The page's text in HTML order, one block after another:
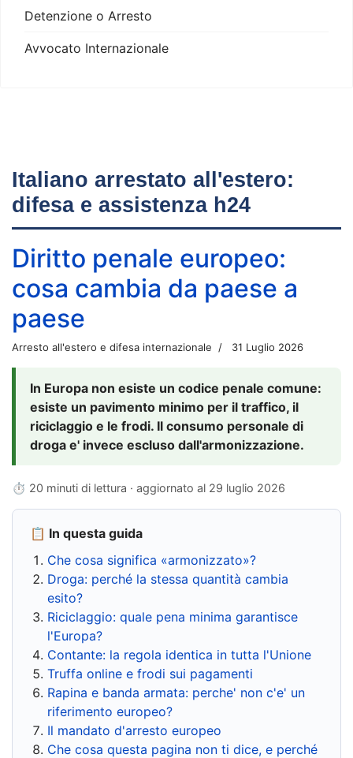
Detenzione o Arresto
Avvocato Internazionale
Italiano arrestato all'estero:
difesa e assistenza h24
Diritto penale europeo:
cosa cambia da paese a
paese
Arresto all'estero e difesa internazionale 31 Luglio 2026
In Europa non esiste un codice penale comune:
esiste un pavimento minimo per il traffico, il
riciclaggio e le frodi. Il consumo personale di
droga e' invece escluso dall'armonizzazione.
⏱ 20 minuti di lettura · aggiornato al 29 luglio 2026
📋 In questa guida
Che cosa significa «armonizzato»?
Droga: perché la stessa quantità cambia
esito?
Riciclaggio: quale pena minima garantisce
l'Europa?
Contante: la regola identica in tutta l'Unione
Truffa online e frodi sui pagamenti
Rapina e banda armata: perche' non c'e' un
riferimento europeo?
Il mandato d'arresto europeo
Che cosa questa pagina non ti dice, e perché